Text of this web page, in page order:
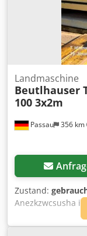
Passau 356 km
Landmaschine
Beutlhauser
100 3x2m
Zustand:
Anezkzwcsusha
1,78m, Bolzen